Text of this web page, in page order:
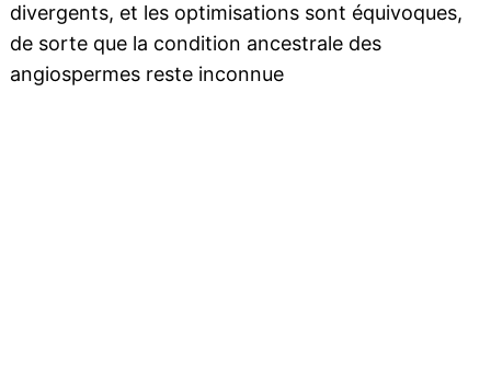
divergents, et les optimisations sont équivoques,
de sorte que la condition ancestrale des
angiospermes reste inconnue